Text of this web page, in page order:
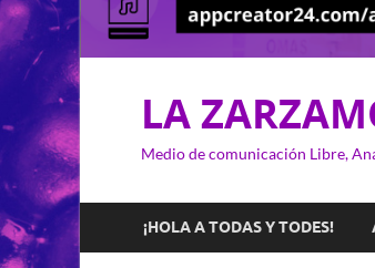
LA
Medio de comunicación Libre,
¡HOLA A TODAS Y TODES!